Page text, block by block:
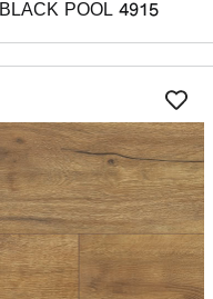
BLACK POOL 4915